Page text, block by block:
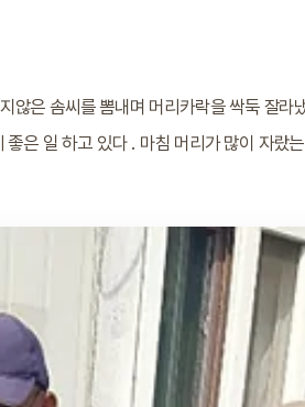
은 솜씨를 뽐내며 머리카락을 싹둑 잘라
은 일 하고 있다 . 마침 머리가 많이 자랐